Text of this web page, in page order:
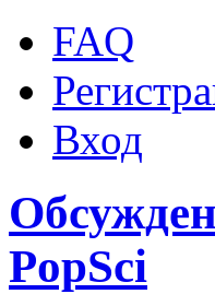
FAQ
Вход
PopSci